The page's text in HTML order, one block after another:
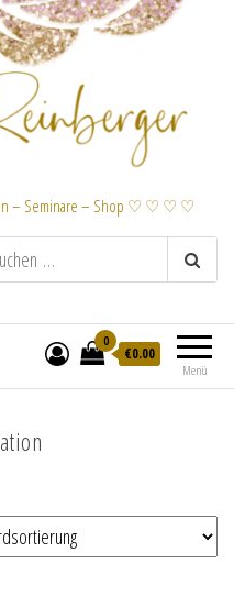
– Seminare – Shop ♡ ♡ ♡ ♡
Menü
0
€0.00